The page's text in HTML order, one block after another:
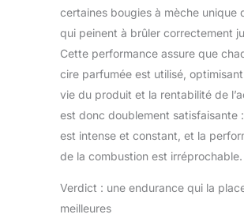
certaines bougies à mèche unique
qui peinent à brûler correctement
Cette performance assure que
cire parfumée est utilisé,
vie du produit et la rentabilité de
est donc doublement satisfaisante
est intense et constant, et la
de la combustion est irréprochable.
Verdict : une endurance qui la
meilleures